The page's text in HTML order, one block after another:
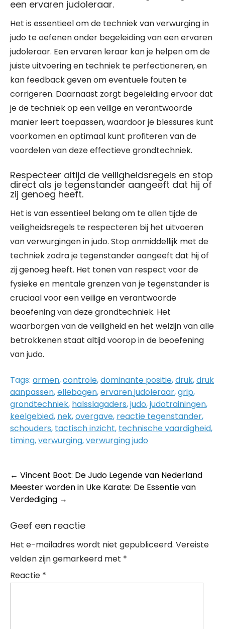
een ervaren judoleraar.
Het is essentieel om de techniek van verwurging in
judo te oefenen onder begeleiding van een ervaren
judoleraar. Een ervaren leraar kan je helpen om de
juiste uitvoering en techniek te perfectioneren, en
kan feedback geven om eventuele fouten te
corrigeren. Daarnaast zorgt begeleiding ervoor dat
je de techniek op een veilige en verantwoorde
manier leert toepassen, waardoor je blessures kunt
voorkomen en optimaal kunt profiteren van de
voordelen van deze effectieve grondtechniek.
Respecteer altijd de veiligheidsregels en stop
direct als je tegenstander aangeeft dat hij of
zij genoeg heeft.
Het is van essentieel belang om te allen tijde de
veiligheidsregels te respecteren bij het uitvoeren
van verwurgingen in judo. Stop onmiddellijk met de
techniek zodra je tegenstander aangeeft dat hij of
zij genoeg heeft. Het tonen van respect voor de
fysieke en mentale grenzen van je tegenstander is
cruciaal voor een veilige en verantwoorde
beoefening van deze grondtechniek. Het
waarborgen van de veiligheid en het welzijn van alle
betrokkenen staat altijd voorop in de beoefening
van judo.
Tags: armen,controle,dominante positie,druk,druk
aanpassen,ellebogen,ervaren judoleraar,grip,
grondtechniek, halsslagaders,judo,judotrainingen,
keelgebied, nek,overgave, reactie tegenstander,
schouders, tactisch inzicht, technische vaardigheid,
timing,verwurging,verwurging judo
Post
navigation
← Vincent Boot: De Judo Legende van Nederland
Meester worden in Uke Karate: De Essentie van
Verdediging →
Geef een reactie
Het e-mailadres wordt niet gepubliceerd. Vereiste
velden zijn gemarkeerd met *
Reactie *